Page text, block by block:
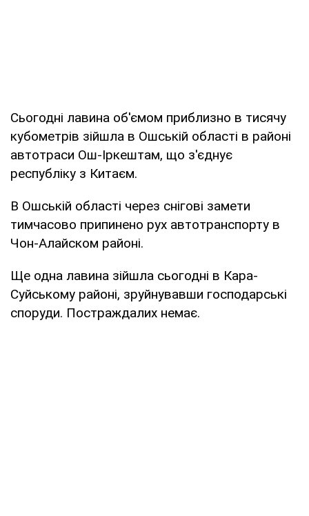
Сьогодні лавина об'ємом приблизно в тисячу
кубометрів зійшла в Ошській області в районі
автотраси Ош-Іркештам, що з'єднує
республіку з Китаєм.
В Ошській області через снігові замети
тимчасово припинено рух автотранспорту в
Чон-Алайском районі.
Ще одна лавина зійшла сьогодні в Кара-
Суйському районі, зруйнувавши господарські
споруди. Постраждалих немає.